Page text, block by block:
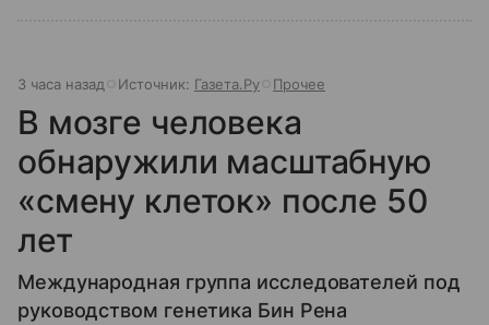
3 часа назад Источник: Газета.Ру Прочее
В мозге человека
обнаружили масштабную
«смену клеток» после 50
лет
Международная группа исследователей под
руководством генетика Бин Рена